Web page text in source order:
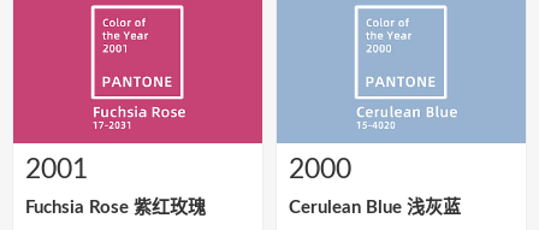
2001
Fuchsia Rose 紫红玫瑰
2000
Cerulean Blue 浅灰蓝